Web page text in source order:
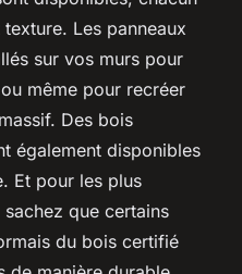
Les panneaux
sur vos murs pour
même pour recréer
Des bois
également disponibles
Et pour les plus
que certains
du bois certifié